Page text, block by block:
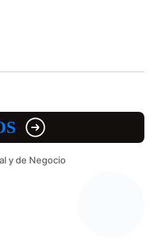
y de Negocio